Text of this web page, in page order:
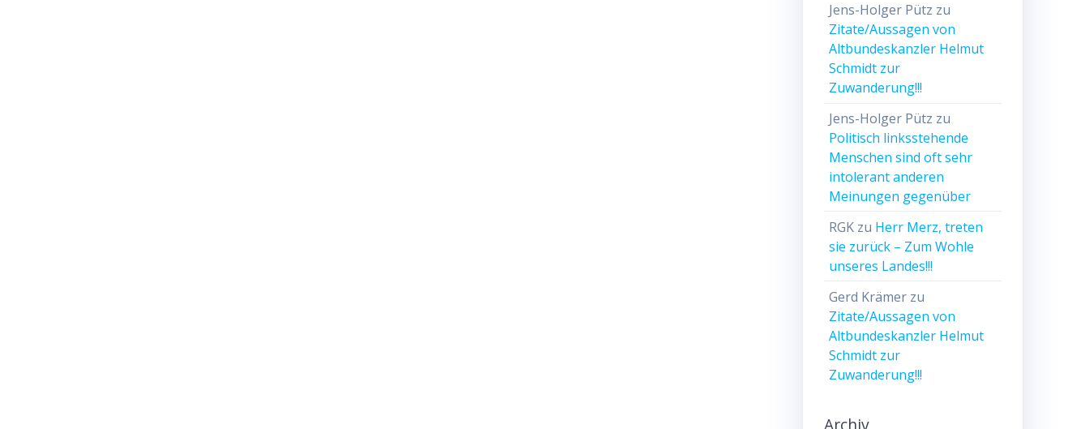
Jens-Holger Pütz zu
Zitate/Aussagen von
Altbundeskanzler Helmut
Schmidt zur
Zuwanderung!!!
Jens-Holger Pütz zu
Politisch linksstehende
Menschen sind oft sehr
intolerant anderen
Meinungen gegenüber
RGK zu Herr Merz, treten
sie zurück – Zum Wohle
unseres Landes!!!
Gerd Krämer zu
Zitate/Aussagen von
Altbundeskanzler Helmut
Schmidt zur
Zuwanderung!!!
Archiv